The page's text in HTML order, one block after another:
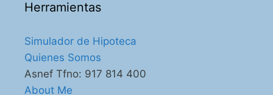
Herramientas
Simulador de Hipoteca
Quienes Somos
Asnef Tfno: 917 814 400
About Me